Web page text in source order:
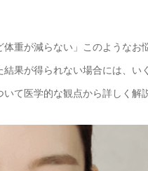
重が減らない」このようなお
果が得られない場合には、い
て医学的な観点から詳しく解